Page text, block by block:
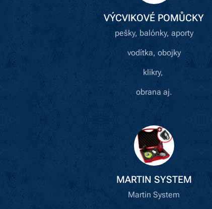
VÝCVIKOVÉ POMŮCKY
pešky, balónky, aporty
vodítka, obojky
klikry,
obrana aj.
MARTIN SYSTEM
Martin System